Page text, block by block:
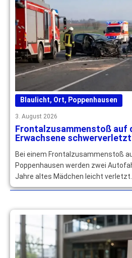
Blaulicht, Ort, Poppenhausen
3. August 2026
Frontalzusammenstoß auf
Erwachsene
Bei einem Frontalzusammenstoß
Poppenhausen werden zwei
Jahre altes Mädchen leicht